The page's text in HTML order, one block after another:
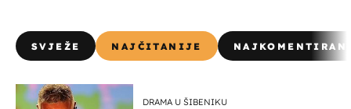
SVJEŽE NAJČITANIJE
DRAMA U ŠIBENIKU